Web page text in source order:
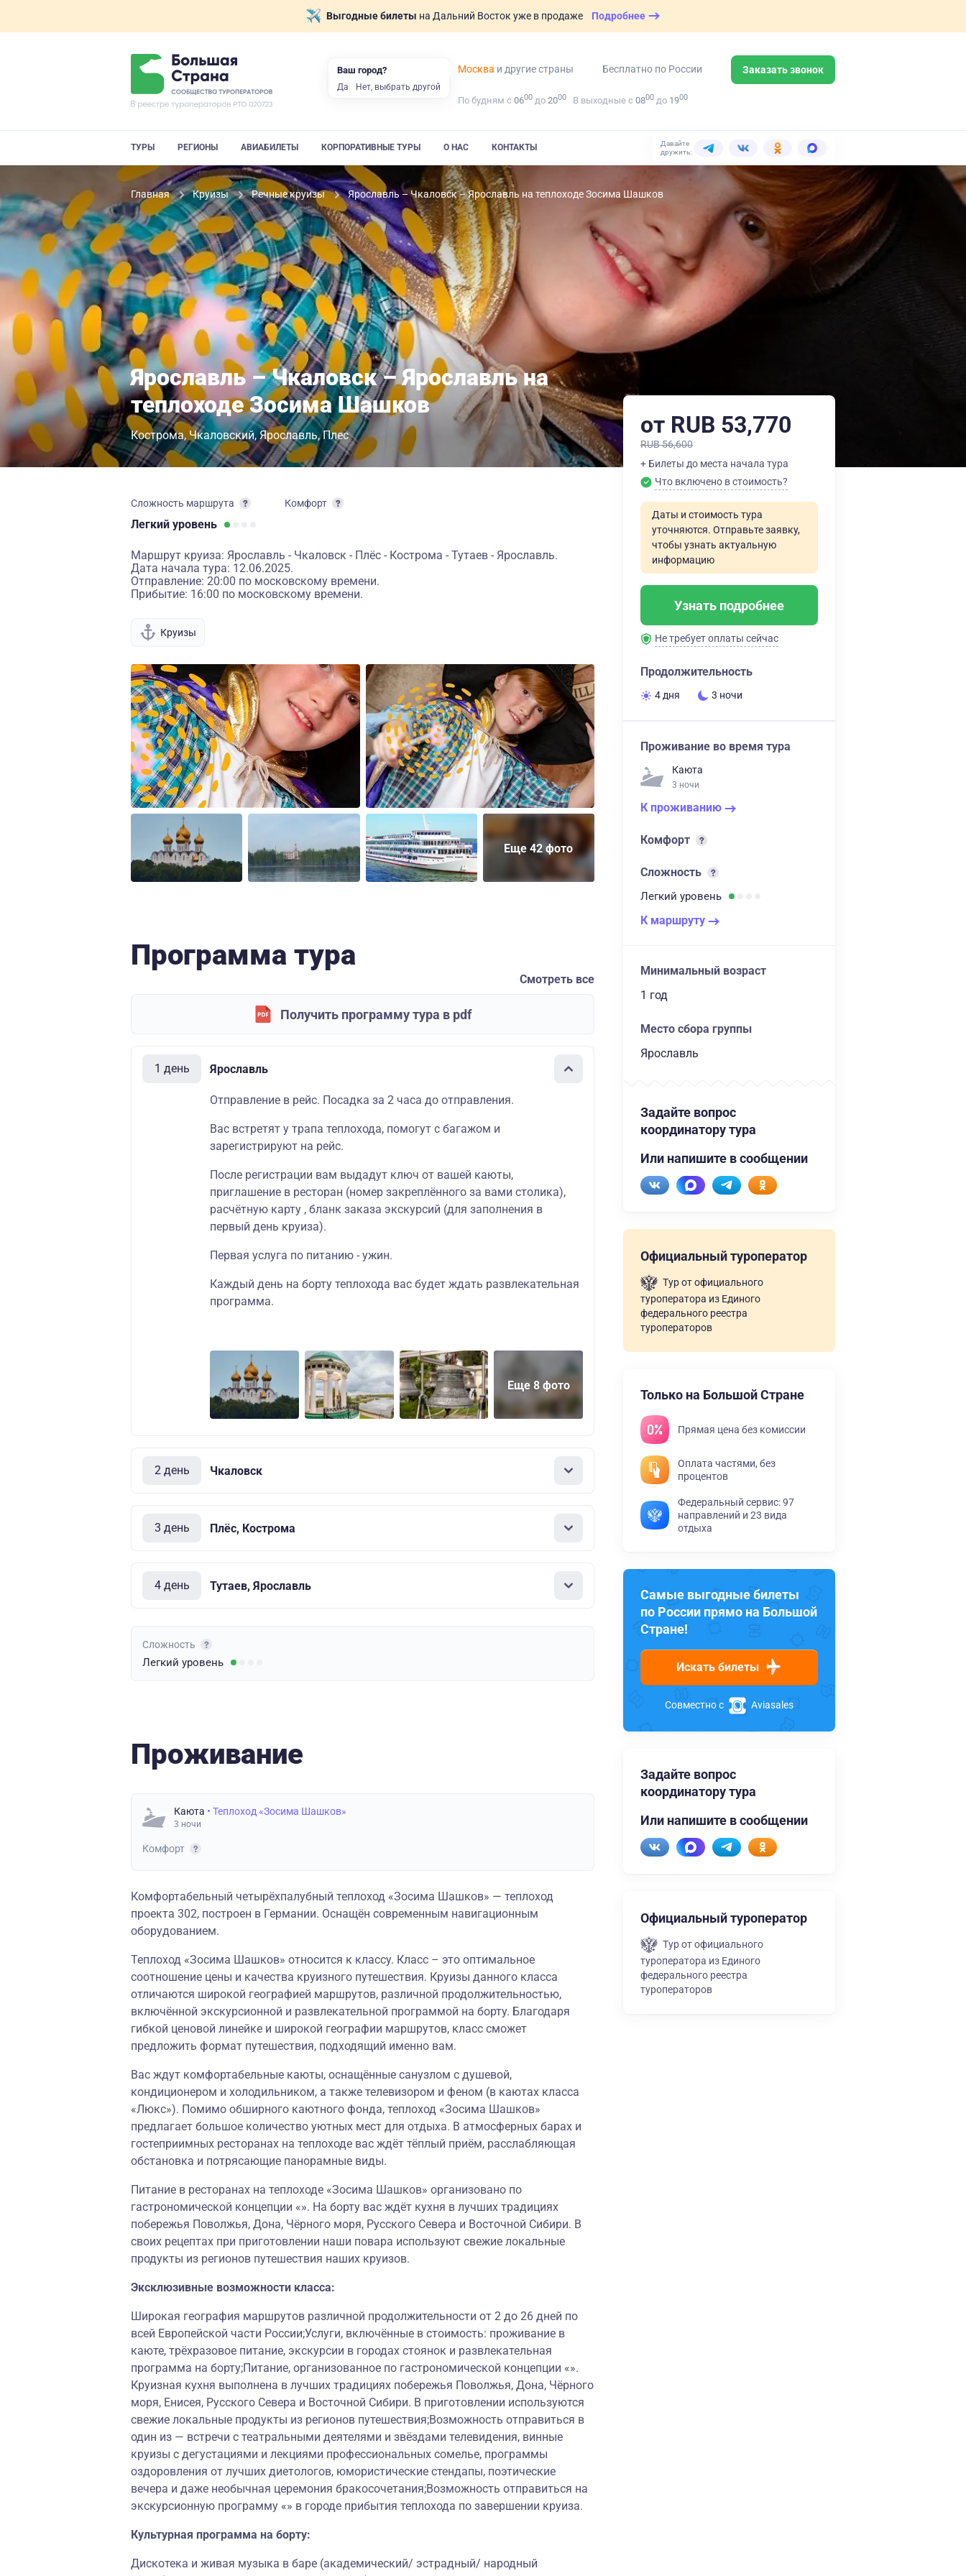
Выгодные билеты на Дальний Восток уже в продаже Подробнее
Москва и другие страны Бесплатно по России Заказать звонок
По будням с 0600 до 2000 В выходные с 0800 до 1900
ТУРЫ РЕГИОНЫ АВИАБИЛЕТЫ КОРПОРАТИВНЫЕ ТУРЫ О НАС КОНТАКТЫ
Давайте
дружить:
Главная Круизы Речные круизы Ярославль – Чкаловск – Ярославль на теплоходе Зосима Шашков
Ярославль – Чкаловск – Ярославль на
теплоходе Зосима Шашков
Кострома Чкаловский Ярославль Плес
Сложность маршрута
Легкий уровень
Комфорт
Маршрут круиза: Ярославль - Чкаловск - Плёс - Кострома - Тутаев - Ярославль.
Дата начала тура: 12.06.2025.
Отправление: 20:00 по московскому времени.
Прибытие: 16:00 по московскому времени.
Круизы
Еще 42 фото
Программа тура
Смотреть все
Получить программу тура в pdf
1 день Ярославль
Отправление в рейс. Посадка за 2 часа до отправления.
Вас встретят у трапа теплохода, помогут с багажом и
зарегистрируют на рейс.
После регистрации вам выдадут ключ от вашей каюты,
приглашение в ресторан (номер закреплённого за вами столика),
расчётную карту , бланк заказа экскурсий (для заполнения в
первый день круиза).
Первая услуга по питанию - ужин.
Каждый день на борту теплохода вас будет ждать развлекательная
программа.
Еще 8 фото
2 день Чкаловск
3 день Плёс, Кострома
4 день Тутаев, Ярославль
Сложность
Легкий уровень
Проживание
Каюта • Теплоход «Зосима Шашков»
3 ночи
Комфорт
Комфортабельный четырёхпалубный теплоход «Зосима Шашков» — теплоход
проекта 302, построен в Германии. Оснащён современным навигационным
оборудованием.
Теплоход «Зосима Шашков» относится к классу. Класс – это оптимальное
соотношение цены и качества круизного путешествия. Круизы данного класса
отличаются широкой географией маршрутов, различной продолжительностью,
включённой экскурсионной и развлекательной программой на борту. Благодаря
гибкой ценовой линейке и широкой географии маршрутов, класс сможет
предложить формат путешествия, подходящий именно вам.
Вас ждут комфортабельные каюты, оснащённые санузлом с душевой,
кондиционером и холодильником, а также телевизором и феном (в каютах класса
«Люкс»). Помимо обширного каютного фонда, теплоход «Зосима Шашков»
предлагает большое количество уютных мест для отдыха. В атмосферных барах и
гостеприимных ресторанах на теплоходе вас ждёт тёплый приём, расслабляющая
обстановка и потрясающие панорамные виды.
Питание в ресторанах на теплоходе «Зосима Шашков» организовано по
гастрономической концепции «». На борту вас ждёт кухня в лучших традициях
побережья Поволжья, Дона, Чёрного моря, Русского Севера и Восточной Сибири. В
своих рецептах при приготовлении наши повара используют свежие локальные
продукты из регионов путешествия наших круизов.
Эксклюзивные возможности класса:
Широкая география маршрутов различной продолжительности от 2 до 26 дней по
всей Европейской части России;Услуги, включённые в стоимость: проживание в
каюте, трёхразовое питание, экскурсии в городах стоянок и развлекательная
программа на борту;Питание, организованное по гастрономической концепции «».
Круизная кухня выполнена в лучших традициях побережья Поволжья, Дона, Чёрного
моря, Енисея, Русского Севера и Восточной Сибири. В приготовлении используются
свежие локальные продукты из регионов путешествия;Возможность отправиться в
один из — встречи с театральными деятелями и звёздами телевидения, винные
круизы с дегустациями и лекциями профессиональных сомелье, программы
оздоровления от лучших диетологов, юмористические стендапы, поэтические
вечера и даже необычная церемония бракосочетания;Возможность отправиться на
экскурсионную программу «» в городе прибытия теплохода по завершении круиза.
Культурная программа на борту:
Дискотека и живая музыка в баре (академический/ эстрадный/ народный
от RUB 53,770
RUB 56,600
+ Билеты до места начала тура
Что включено в стоимость?
Даты и стоимость тура
уточняются. Отправьте заявку,
чтобы узнать актуальную
информацию
Узнать подробнее
Не требует оплаты сейчас
Продолжительность
4 дня 3 ночи
Проживание во время тура
Каюта
3 ночи
К проживанию
Комфорт
Сложность
Легкий уровень
К маршруту
Минимальный возраст
1 год
Место сбора группы
Ярославль
Задайте вопрос
координатору тура
Или напишите в сообщении
Официальный туроператор
Тур от официального
туроператора из Единого
федерального реестра
туроператоров
Только на Большой Стране
Прямая цена без комиссии
Оплата частями, без
процентов
Федеральный сервис: 97
направлений и 23 вида
отдыха
Самые выгодные билеты
по России прямо на Большой
Стране!
Искать билеты
Совместно с Aviasales
Задайте вопрос
координатору тура
Или напишите в сообщении
Официальный туроператор
Тур от официального
туроператора из Единого
федерального реестра
туроператоров
Ваш город?
Да Нет, выбрать другой